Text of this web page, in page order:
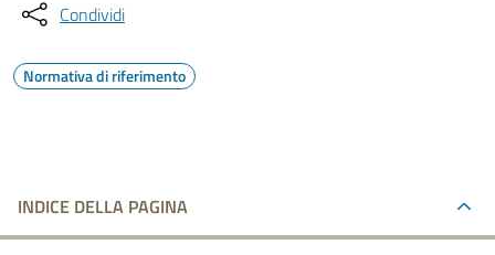
Condividi
Normativa di riferimento
INDICE DELLA PAGINA